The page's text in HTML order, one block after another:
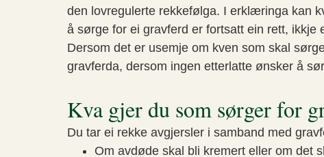
den lovregulerte rekkefølga. I erklæringa kan
å sørge for ei gravferd er fortsatt ein rett,
Dersom det er usemje om kven som skal
gravferda, dersom ingen etterlatte ønsker å
Kva gjer du som sørger for
Du tar ei rekke avgjersler i samband med
Om avdøde skal bli kremert eller om det